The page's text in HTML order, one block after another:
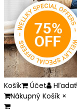
Košík Účet Hľadať
Nákupný Košík ×